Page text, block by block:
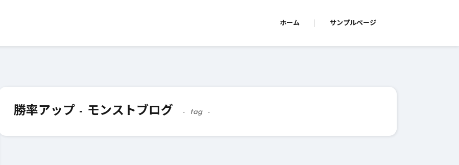
ホーム サンプルページ
勝率アップ - モンストブログ tag